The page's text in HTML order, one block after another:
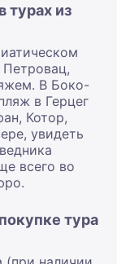
турах из
В Боко-
в Герцег
Котор,
увидеть
всего во
тура